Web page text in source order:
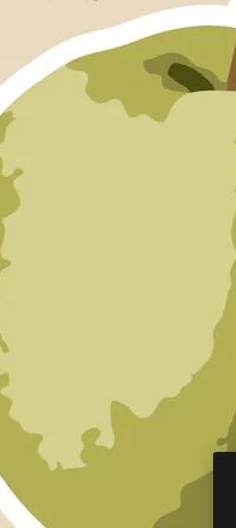
Более 1 миллиона
креаторов,
и студий.
ИИ
API